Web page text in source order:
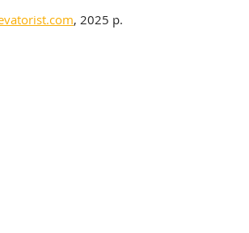
, 2025 р.